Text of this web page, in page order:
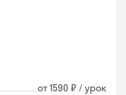
от 1590 ₽ / урок